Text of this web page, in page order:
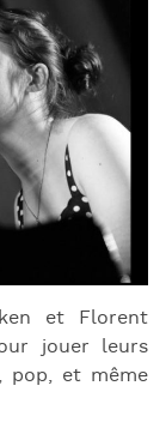
et Florent
jouer leurs
pop, et même